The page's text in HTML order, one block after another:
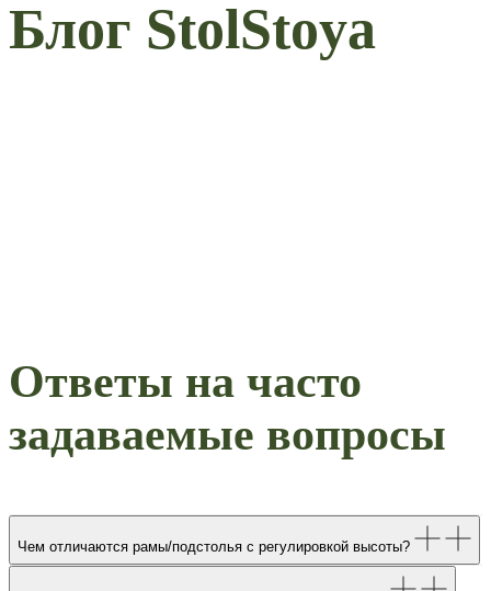
Блог StolStoya
Ответы на часто
задаваемые вопросы
Чем отличаются рамы/подстолья с регулировкой высоты?